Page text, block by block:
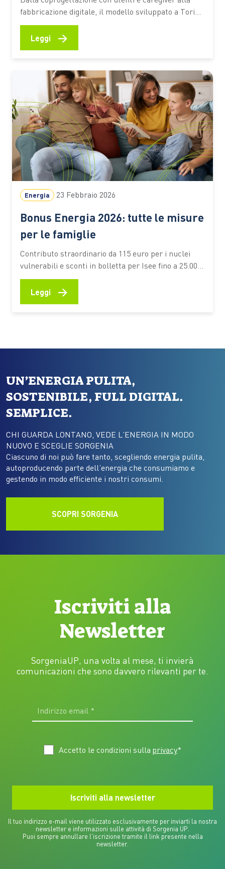
fabbricazione digitale, il modello sviluppato a Torino
è diventato un riferimento per l’accessibilità diffusa
Nata a Torino nel 2014, Hackability ha trasformato
per la disabilità partendo dai bisogni concreti delle
persone,…
Leggi →
Energia 23 Febbraio 2026
Bonus Energia 2026: tutte le misure
per le famiglie
Contributo straordinario da 115 euro per i nuclei
vulnerabili e sconti in bolletta per Isee fino a 25.000
euro nel biennio 2026-2027 Nel 2026 il costo
dell’energia è una delle voci che pesano di più sui
Leggi →
UN’ENERGIA PULITA,
SOSTENIBILE, FULL DIGITAL.
SEMPLICE.
CHI GUARDA LONTANO, VEDE L’ENERGIA IN MODO
NUOVO E SCEGLIE SORGENIA
Ciascuno di noi può fare tanto, scegliendo energia pulita,
autoproducendo parte dell’energia che consumiamo e
gestendo in modo efficiente i nostri consumi.
SCOPRI SORGENIA
Iscriviti alla
Newsletter
SorgeniaUP, una volta al mese, ti invierà
comunicazioni che sono davvero rilevanti per te.
Accetto le condizioni sulla privacy*
Il tuo indirizzo e-mail viene utilizzato esclusivamente per inviarti la nostra
newsletter e informazioni sulle attività di Sorgenia UP.
Puoi sempre annullare l'iscrizione tramite il link presente nella
newsletter.